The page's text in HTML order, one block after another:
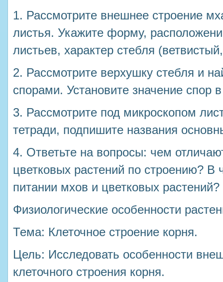
1. Рассмотрите внешнее строение
листья. Укажите форму,
листьев, характер стебля
2. Рассмотрите верхушку стебля и
спорами. Установите значение спор
3. Рассмотрите под микроскопом
тетради, подпишите названия
4. Ответьте на вопросы: чем
цветковых растений по строению? В
питании мхов и цветковых растений?
Физиологические особенности
Тема: Клеточное строение корня.
Цель: Исследовать особенности
клеточного строения корня.